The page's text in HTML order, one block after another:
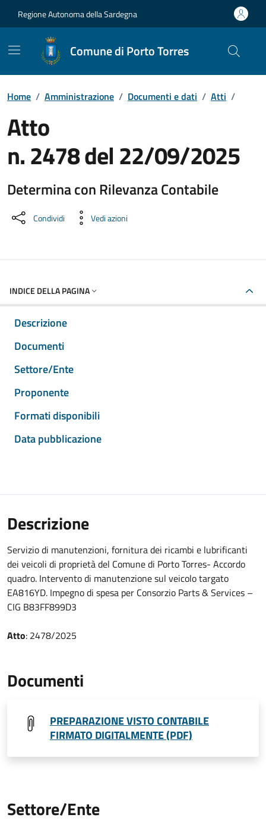
Regione Autonoma della Sardegna
Comune di Porto Torres
Home / Amministrazione / Documenti e dati / Atti /
Atto
n. 2478 del 22/09/2025
Determina con Rilevanza Contabile
Dettaglio del documento
Condividi Vedi azioni
INDICE DELLA PAGINA
Descrizione
Documenti
Settore/Ente
Proponente
Formati disponibili
Data pubblicazione
Descrizione
Servizio di manutenzioni, fornitura dei ricambi e lubrificanti
dei veicoli di proprietà del Comune di Porto Torres- Accordo
quadro. Intervento di manutenzione sul veicolo targato
EA816YD. Impegno di spesa per Consorzio Parts & Services –
CIG B83FF899D3
Atto: 2478/2025
Documenti
PREPARAZIONE VISTO CONTABILE
FIRMATO DIGITALMENTE (PDF)
Settore/Ente